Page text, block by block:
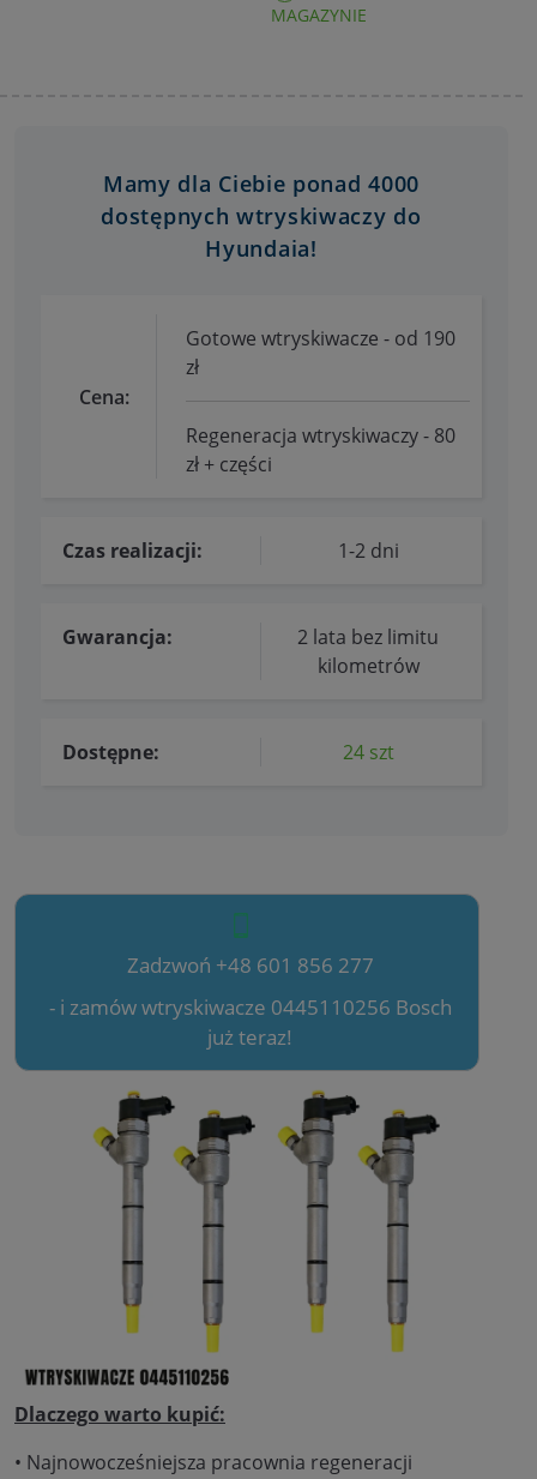
MAGAZYNIE
Mamy dla Ciebie ponad 4000
dostępnych wtryskiwaczy do
Hyundaia!
Cena:
Gotowe wtryskiwacze - od 190
zł
Regeneracja wtryskiwaczy - 80
zł + części
Czas realizacji: 1-2 dni
Gwarancja:
2 lata bez limitu
kilometrów
Dostępne: 24 szt
Zadzwoń +48 601 856 277
- i zamów wtryskiwacze 0445110256 Bosch
już teraz!
Dlaczego warto kupić:
• Najnowocześniejsza pracownia regeneracji